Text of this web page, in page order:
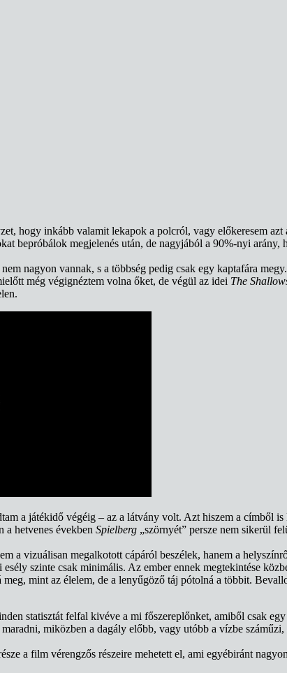
hogy inkább valamit lekapok a polcról, vagy előkeresem
bepróbálok megjelenés után, de nagyjából a 90%-nyi
nagyon vannak, s a többség pedig csak egy kaptafára
még végignéztem volna őket, de végül az idei The
a játékidő végéig – az a látvány volt. Azt hiszem a címből
a hetvenes években Spielberg „szörnyét” persze nem sikerül
a vizuálisan megalkotott cápáról beszélek, hanem a
szinte csak minimális. Az ember ennek megtekintése
mint az élelem, de a lenyűgöző táj pótolná a többit.
statisztát felfal kivéve a mi főszereplőnket, amiből csak
miközben a dagály előbb, vagy utóbb a vízbe
a film vérengzős részeire mehetett el, ami egyébiránt